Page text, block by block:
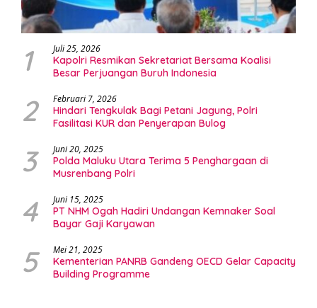
1 Juli 25, 2026
Kapolri Resmikan Sekretariat Bersama Koalisi
Besar Perjuangan Buruh Indonesia
2 Februari 7, 2026
Hindari Tengkulak Bagi Petani Jagung, Polri
Fasilitasi KUR dan Penyerapan Bulog
3 Juni 20, 2025
Polda Maluku Utara Terima 5 Penghargaan di
Musrenbang Polri
4 Juni 15, 2025
PT NHM Ogah Hadiri Undangan Kemnaker Soal
Bayar Gaji Karyawan
5 Mei 21, 2025
Kementerian PANRB Gandeng OECD Gelar Capacity
Building Programme